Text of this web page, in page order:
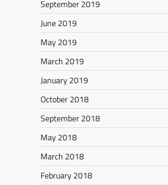
September 2019
June 2019
May 2019
March 2019
January 2019
October 2018
September 2018
May 2018
March 2018
February 2018